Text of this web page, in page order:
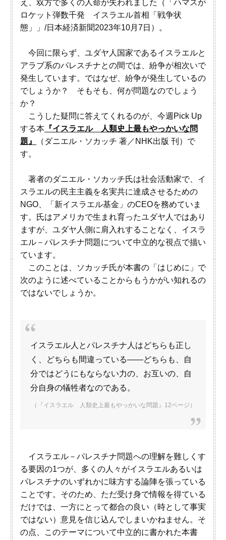
え、双方で多くの人命が失われました（「ハマスが
ロケット弾数千発 イスラエル首相「戦争状
態」」/日本経済新聞2023年10月7日）。
今回に限らず、ユダヤ人国家であるイスラエルと
アラブ系のパレスチナとの間では、紛争が相次いで
発生しています。ではなぜ、紛争が発生しているの
でしょうか？ そもそも、何が問題なのでしょう
か？
こうした疑問に答えてくれるのが、今週Pick Up
する本 『イスラエル 人類史上最もやっかいな問
題』
（ダニエル・ソカッチ 著／NHK出版 刊）で
す。
著者のダニエル・ソカッチ氏は社会活動家で、イ
スラエルの民主主義を名実共に達成させるための
NGO、「新イスラエル基金」のCEOを務めていま
す。氏はアメリカで生まれ育ったユダヤ人ではあり
ますが、ユダヤ人側に肩入れすることなく、イスラ
エル－パレスチナ問題について中立的な視点で描い
ています。
このことは、ソカッチ氏が本書の「はじめに」で
次のように述べていることからもうかがい知れるの
ではないでしょうか。
イスラエル人とパレスチナ人はどちらも正し
く、どちらも間違っている――どちらも、自
分ではどうにもならない力の、お互いの、自
分自身の犠牲者なのである。
（『イスラエル 人類史上最もやっかいな問題』12ページ）
イスラエル－パレスチナ問題への理解を難しくす
る要因の1つが、多くの人々がイスラエルあるいは
パレスチナのいずれかに味方する論陣を張っている
ことです。そのため、ただ受け身で情報を得ている
だけでは、一方にとって都合の良い（時として事実
ではない）意見を信じ込んでしまいかねません。そ
の点、このテーマについて中立的に書かれた本書